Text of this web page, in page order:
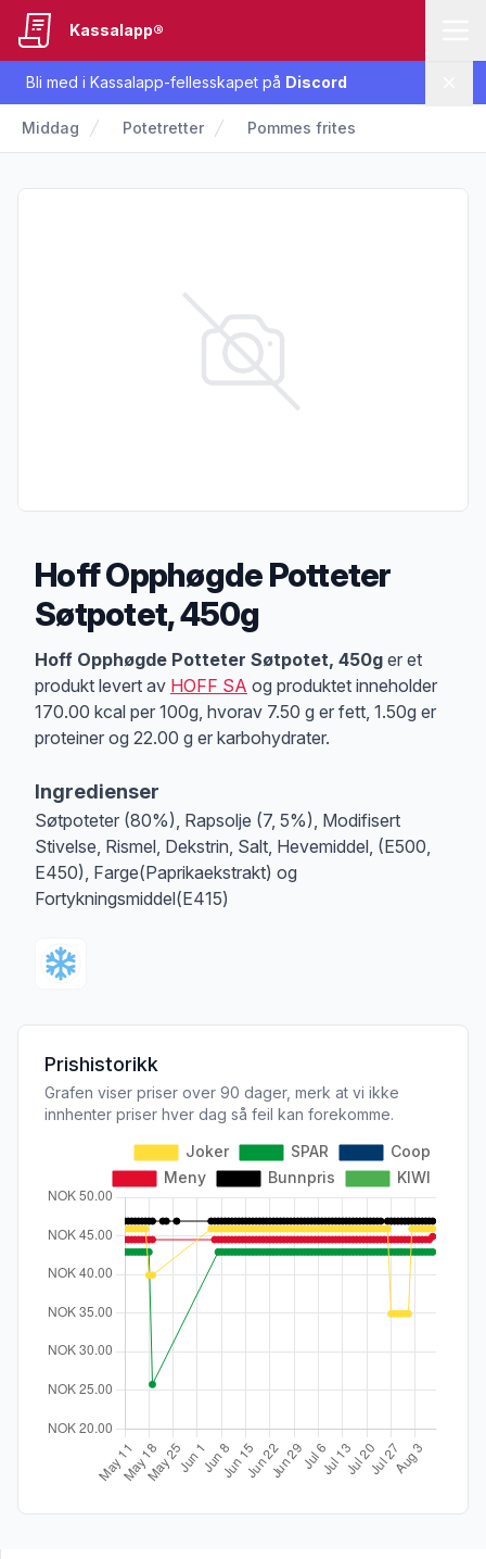
Bli med i Kassalapp-fellesskapet på Discord
Kassalapp®
Middag Potetretter Pommes frites
Hoff Opphøgde Potteter
Søtpotet, 450g
Produktbeskrivelse
Hoff Opphøgde Potteter Søtpotet, 450g er et
produkt levert av HOFF SA og produktet inneholder
170.00 kcal per 100g, hvorav 7.50 g er fett, 1.50g er
proteiner og 22.00 g er karbohydrater.
Ingredienser
Søtpoteter (80%), Rapsolje (7, 5%), Modifisert
Stivelse, Rismel, Dekstrin, Salt, Hevemiddel, (E500,
E450), Farge(Paprikaekstrakt) og
Fortykningsmiddel(E415)
Prishistorikk
Grafen viser priser over 90 dager, merk at vi ikke
innhenter priser hver dag så feil kan forekomme.